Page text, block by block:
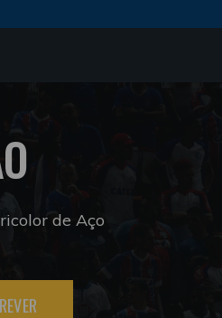
de Aço